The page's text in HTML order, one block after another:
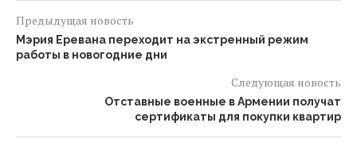
Предыдущая новость
Мэрия Еревана переходит на экстренный режим
работы в новогодние дни
Следующая новость
Отставные военные в Армении получат
сертификаты для покупки квартир